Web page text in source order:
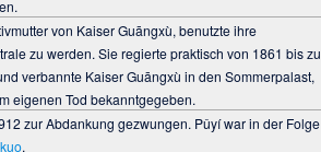
von Kaiser Guāngxù, benutzte ihre
zu werden. Sie regierte praktisch von 1861 bis zu
verbannte Kaiser Guāngxù in denSommerpalast,
eigenen Tod bekanntgegeben.
zur Abdankung gezwungen. Pǔyí war in der Folge
.